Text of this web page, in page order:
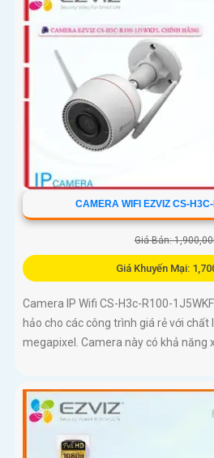
CAMERA WIFI EZVIZ CS-
Giá Bán:
Giá Khuyến Mại:
Camera IP Wifi CS-H3c-R100-
hảo cho các công trình giá rẻ với chất
megapixel. Camera này có khả năng